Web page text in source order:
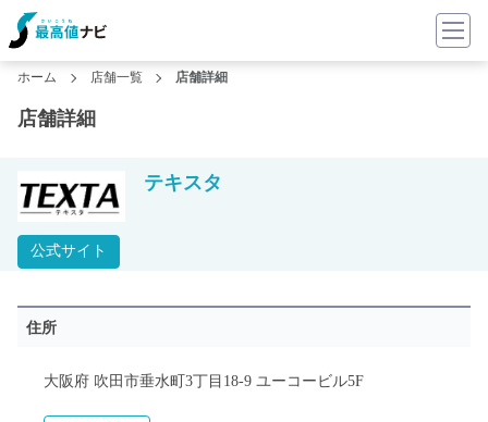
ホーム 店舗一覧 店舗詳細
店舗詳細
公式サイト
テキスタ
住所
大阪府 吹田市垂水町3丁目18-9 ユーコービル5F